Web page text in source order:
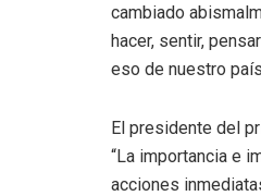
cambiado
hacer, sentir,
eso de nuestro
El presidente del
“La importancia e
acciones